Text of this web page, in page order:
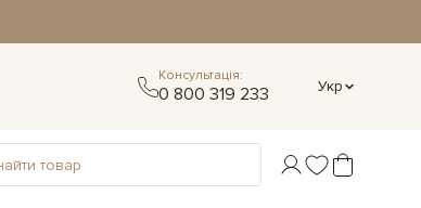
Консультація:
0 800 319 233 Укр